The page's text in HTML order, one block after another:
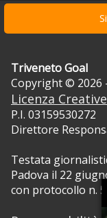
Triveneto Goal
Copyright © 2026
Licenza
P.I. 03159530272
Direttore
Testata
Padova il 22
con protocollo n.